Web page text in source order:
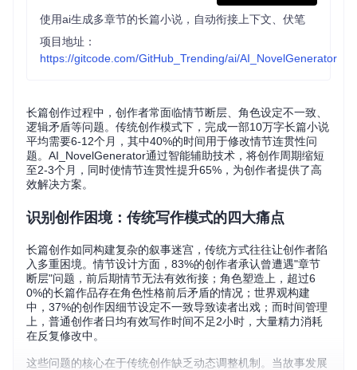
使用ai生成多章节的长篇小说，自动衔接上下文、伏笔
项目地址：
https://gitcode.com/GitHub_Trending/ai/AI_NovelGenerator
长篇创作过程中，创作者常面临情节断层、角色设定不一致、
逻辑矛盾等问题。传统创作模式下，完成一部10万字长篇小说
平均需要6-12个月，其中40%的时间用于修改情节连贯性问
题。AI_NovelGenerator通过智能辅助技术，将创作周期缩短
至2-3个月，同时使情节连贯性提升65%，为创作者提供了高
效解决方案。
识别创作困境：传统写作模式的四大痛点
长篇创作如同构建复杂的叙事迷宫，传统方式往往让创作者陷
入多重困境。情节设计方面，83%的创作者承认曾遭遇"章节
断层"问题，前后期情节无法有效衔接；角色塑造上，超过6
0%的长篇作品存在角色性格前后矛盾的情况；世界观构建
中，37%的创作因细节设定不一致导致读者出戏；而时间管理
上，普通创作者日均有效写作时间不足2小时，大量精力消耗
在反复修改中。
这些问题的核心在于传统创作缺乏动态调整机制。当故事发展